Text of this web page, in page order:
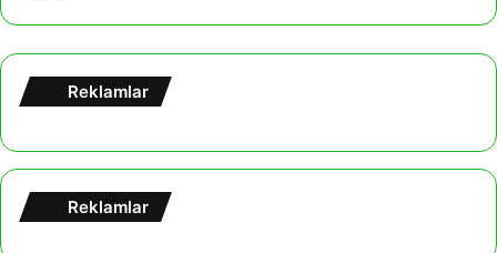
Reklamlar
Reklamlar